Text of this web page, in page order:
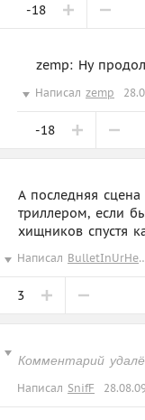
-18
zemp: Ну
Написал zemp
-18
А последняя
триллером, если
хищников спустя
Написал
3
Комментарий
Написал SnifF